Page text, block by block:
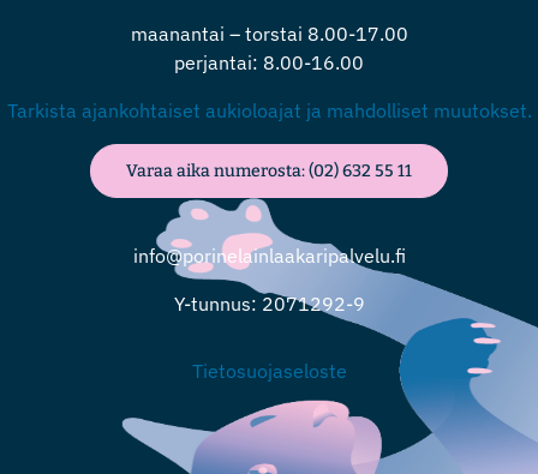
maanantai – torstai 8.00-17.00
perjantai: 8.00-16.00
Tarkista ajankohtaiset aukioloajat ja mahdolliset muutokset.
Varaa aika numerosta: (02) 632 55 11
info@porinelainlaakaripalvelu.fi
Y-tunnus: 2071292-9
Tietosuojaseloste